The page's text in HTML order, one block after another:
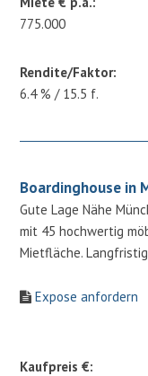
775.000
Rendite/Faktor:
6.4 % / 15.5 f.
Boardinghouse in
Gute Lage Nähe
mit 45 hochwertig
Mietfläche.
Expose anfordern
Kaufpreis €: